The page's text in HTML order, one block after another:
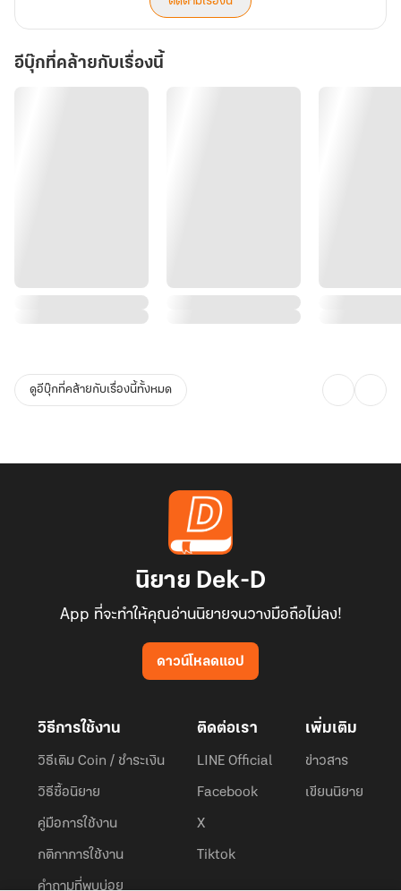
อีบุ๊กที่คล้ายกับเรื่องนี้
ดูอีบุ๊กที่คล้ายกับเรื่องนี้ทั้งหมด
นิยาย Dek-D
App ที่จะทำให้คุณอ่านนิยายจนวางมือถือไม่ลง!
ดาวน์โหลดแอป
วิธีการใช้งาน
วิธีเติม Coin / ชำระเงิน
วิธีซื้อนิยาย
คู่มือการใช้งาน
กติกาการใช้งาน
คำถามที่พบบ่อย
ติดต่อเรา
LINE Official
Facebook
X
Tiktok
เพิ่มเติม
ข่าวสาร
เขียนนิยาย